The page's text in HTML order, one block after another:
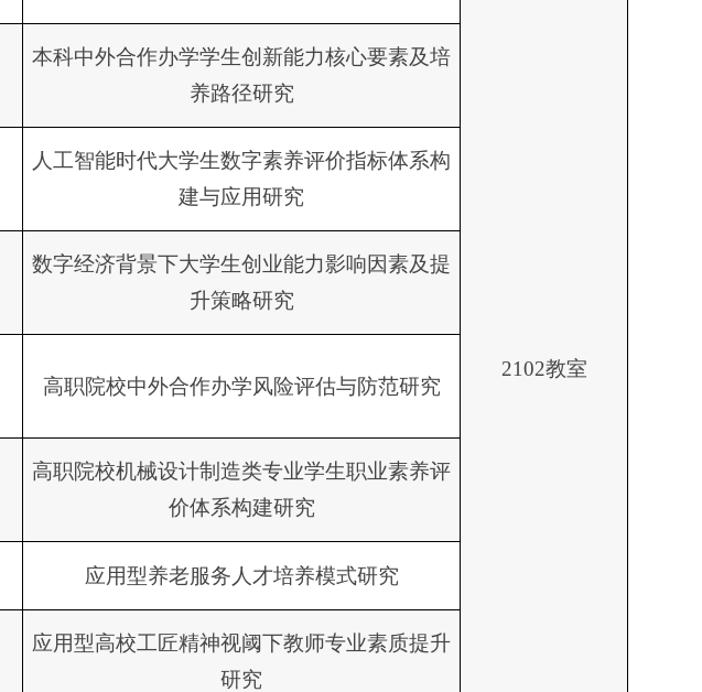
2102教室
本科中外合作办学学生创新能力核心要素及培
养路径研究
人工智能时代大学生数字素养评价指标体系构
建与应用研究
数字经济背景下大学生创业能力影响因素及提
升策略研究
高职院校中外合作办学风险评估与防范研究
高职院校机械设计制造类专业学生职业素养评
价体系构建研究
应用型养老服务人才培养模式研究
应用型高校工匠精神视阈下教师专业素质提升
研究